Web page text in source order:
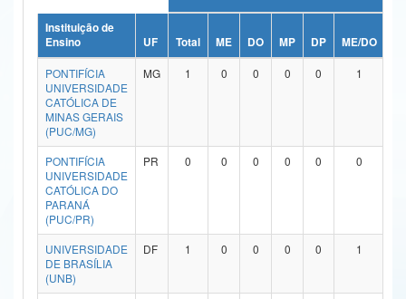
Ministério da Ciência, Tecnologia, Inovações e Comunicações
Ministério do Meio Ambiente
Ministério do Turismo
Ministério do Desenvolvimento Regional
Controladoria-Geral da União
Ministério da Mulher, da Família e dos Direitos Humanos
Secretaria de Governo
Instituição de
Ensino
UF Total ME DO MP DP ME/DO
PONTIFÍCIA
UNIVERSIDADE
CATÓLICA DE
MINAS GERAIS
(PUC/MG)
MG 1 0 0 0 0 1
PONTIFÍCIA
UNIVERSIDADE
CATÓLICA DO
PARANÁ
(PUC/PR)
PR 0 0 0 0 0 0
UNIVERSIDADE
DE BRASÍLIA
(UNB)
DF 1 0 0 0 0 1